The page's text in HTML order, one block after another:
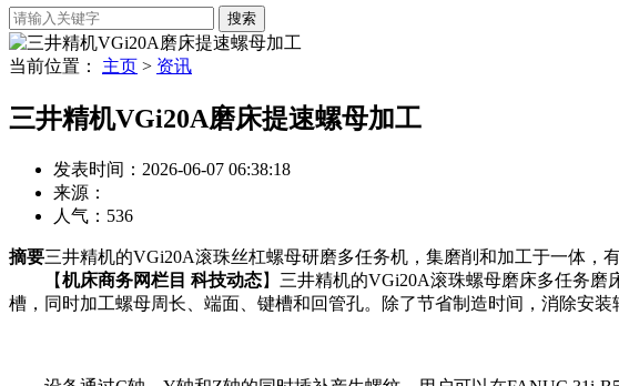
当前位置： 主页 > 资讯
三井精机VGi20A磨床提速螺母加工
发表时间：2026-06-07 06:38:18
来源：
人气： 536
摘要三井精机的VGi20A滚珠丝杠螺母研磨多任务机，集磨削和加工于一体，
【机床商务网栏目 科技动态】三井精机的VGi20A滚珠螺母磨床多任务
槽，同时加工螺母周长、端面、键槽和回管孔。除了节省制造时间，消除安